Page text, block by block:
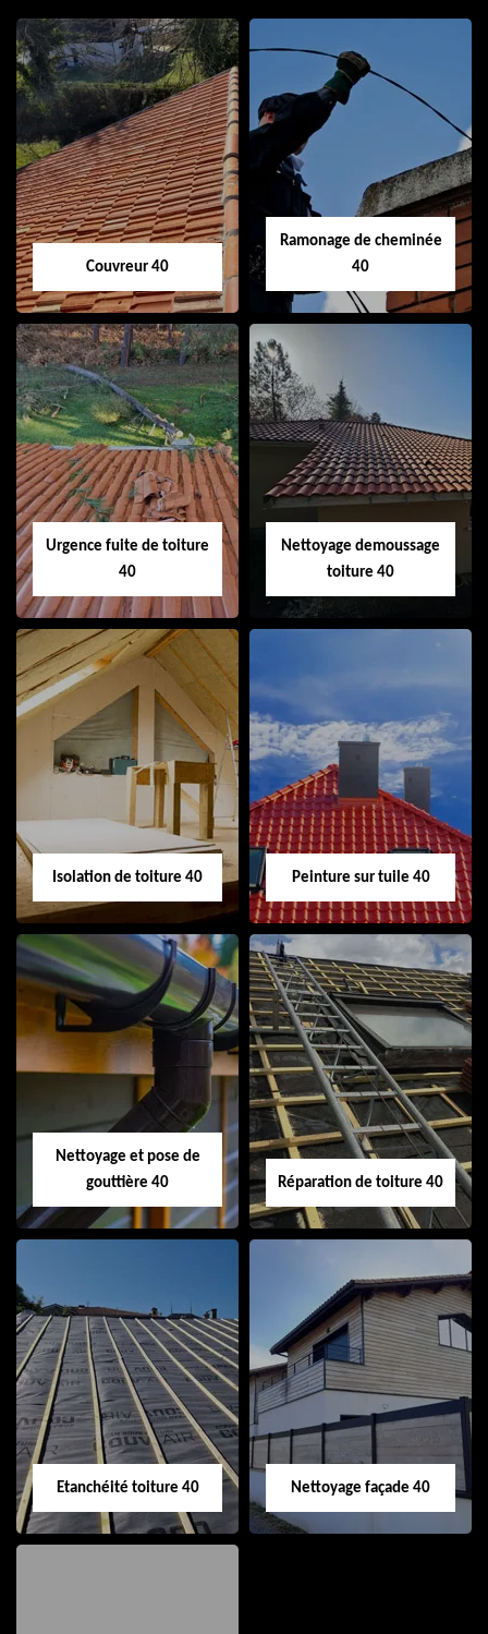
Couvreur 40
Couvreur 40
Ramonage de cheminée
40
Ramonage de
cheminée 40
Urgence fuite de toiture
40
Urgence fuite de
toiture 40
Nettoyage demoussage
toiture 40
Nettoyage
demoussage
toiture 40
Isolation de toiture 40
Isolation de toiture
40
Peinture sur tuile 40
Peinture sur tuile
40
Nettoyage et pose de
gouttière 40
Nettoyage et pose
de gouttière 40
Réparation de toiture 40
Réparation de
toiture 40
Etanchéité toiture 40 Nettoyage façade 40